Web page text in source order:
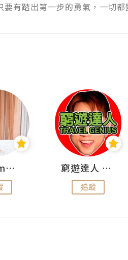
有踏出第一步的勇氣，一切都
rikalammm 窮遊達人 Mr.TravelGenius
追蹤